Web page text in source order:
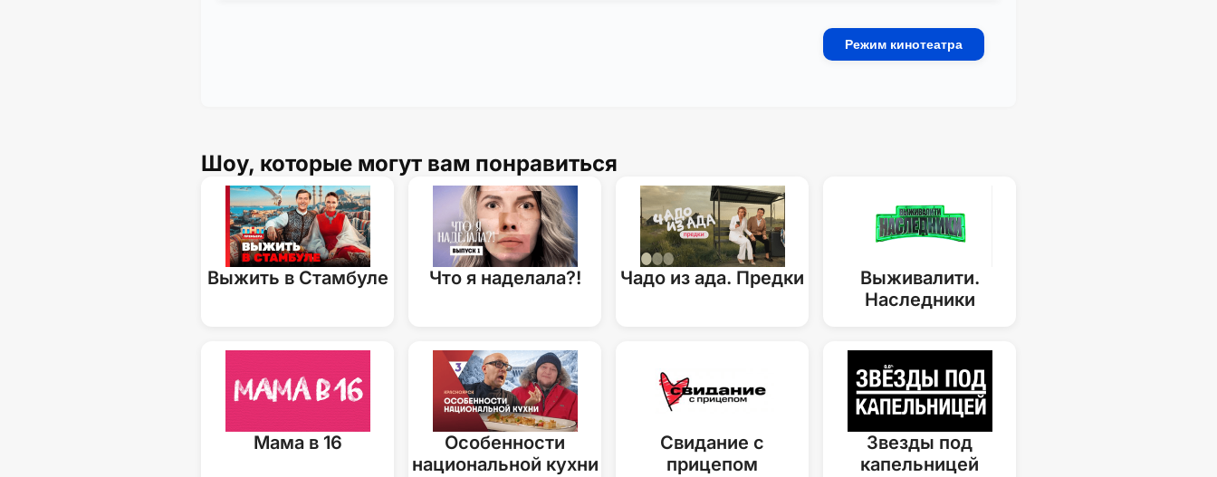
Режим кинотеатра
Шоу, которые могут вам понравиться
Выжить в Стамбуле Что я наделала?! Чадо из ада. Предки
Выживалити.
Наследники
Мама в 16
Особенности
национальной кухни
Свидание с
прицепом
Звезды под
капельницей